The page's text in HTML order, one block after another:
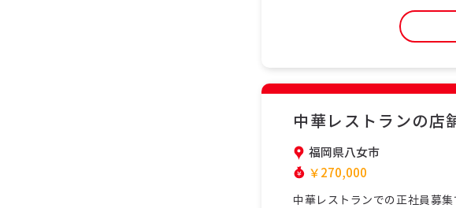
安心して働ける環境です。未
学べます。正社員として安定
中華レストランの店
福岡県八女市
￥270,000
中華レストランでの正社員募集